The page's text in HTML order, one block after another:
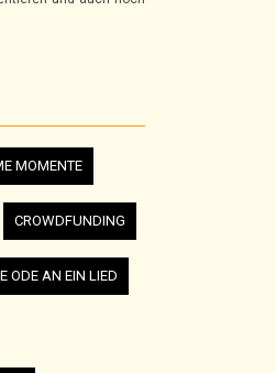
MOMENTE
CROWDFUNDING
ODE AN EIN LIED